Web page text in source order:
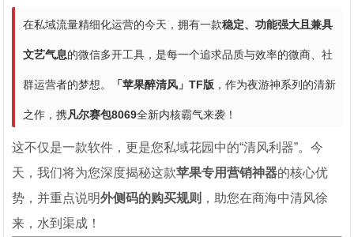
在私域流量精细化运营的今天，拥有一款稳定、功能强大且兼具
文艺气息的微信多开工具，是每一个追求品质与效率的微商、社
群运营者的梦想。 「苹果醉清风」TF版 ，作为夜游神系列的清新
之作，携凡尔赛包8069全新内核霸气来袭！
这不仅是一款软件，更是您私域花园中的“清风利器”。今
天，我们将为您深度揭秘这款苹果专用营销神器的核心优
势，并重点说明外侧码的购买规则 ，助您在商海中清风徐
来，水到渠成！